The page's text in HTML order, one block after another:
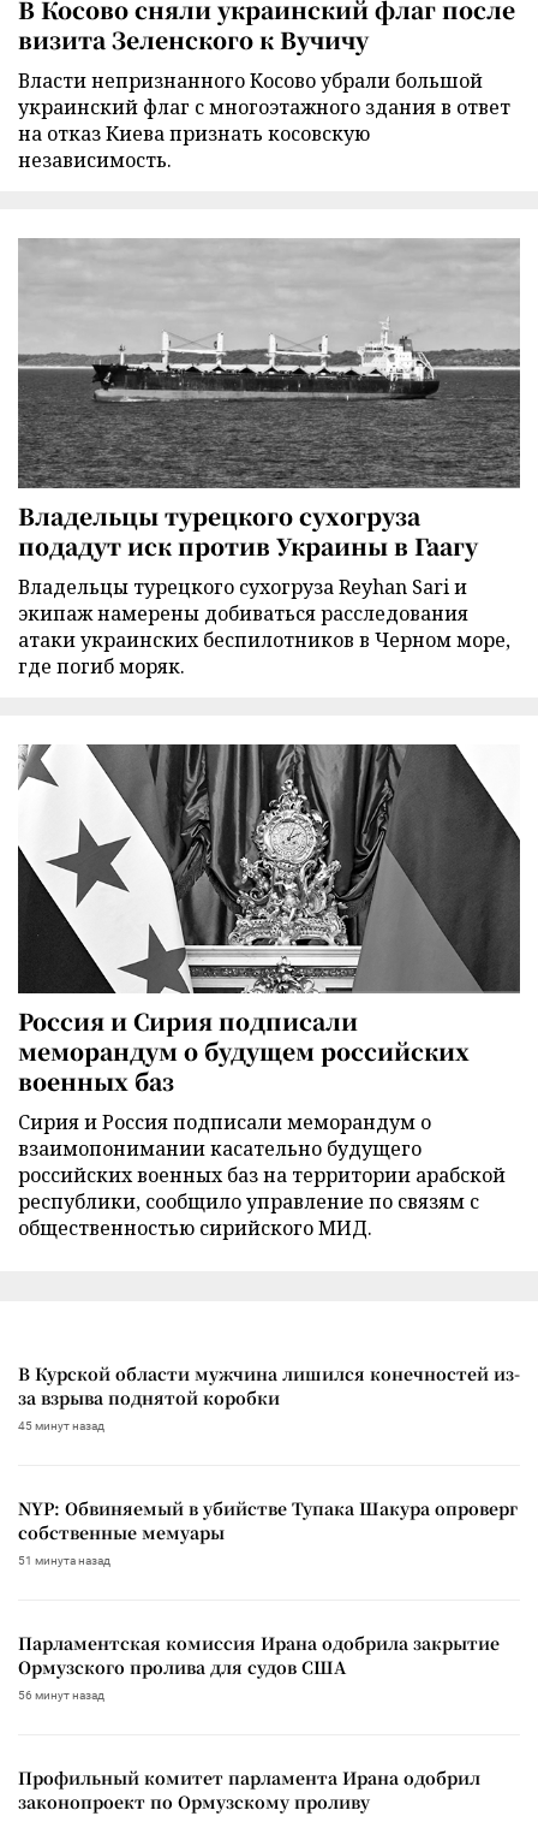
В Косово сняли украинский флаг после
визита Зеленского к Вучичу
Власти непризнанного Косово убрали большой
украинский флаг с многоэтажного здания в ответ
на отказ Киева признать косовскую
независимость.
Владельцы турецкого сухогруза
подадут иск против Украины в Гаагу
Владельцы турецкого сухогруза Reyhan Sari и
экипаж намерены добиваться расследования
атаки украинских беспилотников в Черном море,
где погиб моряк.
Россия и Сирия подписали
меморандум о будущем российских
военных баз
Сирия и Россия подписали меморандум о
взаимопонимании касательно будущего
российских военных баз на территории арабской
республики, сообщило управление по связям с
общественностью сирийского МИД.
В Курской области мужчина лишился конечностей из-
за взрыва поднятой коробки
45 минут назад
NYP: Обвиняемый в убийстве Тупака Шакура опроверг
собственные мемуары
51 минута назад
Парламентская комиссия Ирана одобрила закрытие
Ормузского пролива для судов США
56 минут назад
Профильный комитет парламента Ирана одобрил
законопроект по Ормузскому проливу